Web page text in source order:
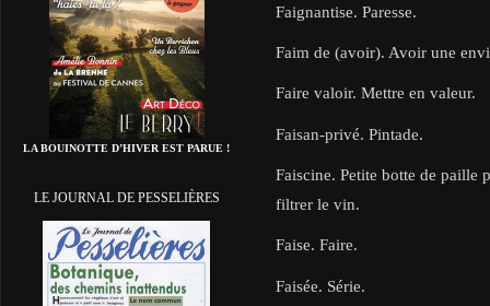
LA BOUINOTTE D’HIVER EST PARUE !
LE JOURNAL DE PESSELIÈRES
Faignantise. Paresse.
Faim de (avoir). Avoir une
Faire valoir. Mettre en valeur.
Faisan-privé. Pintade.
Faiscine. Petite botte de paille
filtrer le vin.
Faise. Faire.
Faisée. Série.